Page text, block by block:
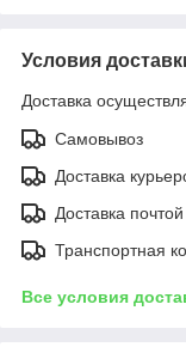
Условия
Доставка
Самовывоз
Доставка
Доставка почтой
Транспортная
Все условия